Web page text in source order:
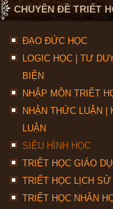
CHUYÊN ĐỀ TRIẾT
ĐẠO ĐỨC HỌC
LOGIC HỌC | TƯ
BIỆN
NHẬP MÔN TRIẾT
NHẬN THỨC LUẬN |
LUẬN
SIÊU HÌNH HỌC
TRIẾT HỌC GIÁO
TRIẾT HỌC LỊCH SỬ
TRIẾT HỌC NHÂN